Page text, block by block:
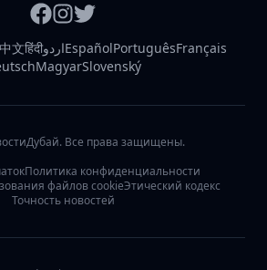
中文हिंदीاردوEspañolPortuguêsFrançais
MagyarSlovenský
Все права защищены.
Политика конфиденциальности
файлов cookieЭтический кодекс
Точность новостей